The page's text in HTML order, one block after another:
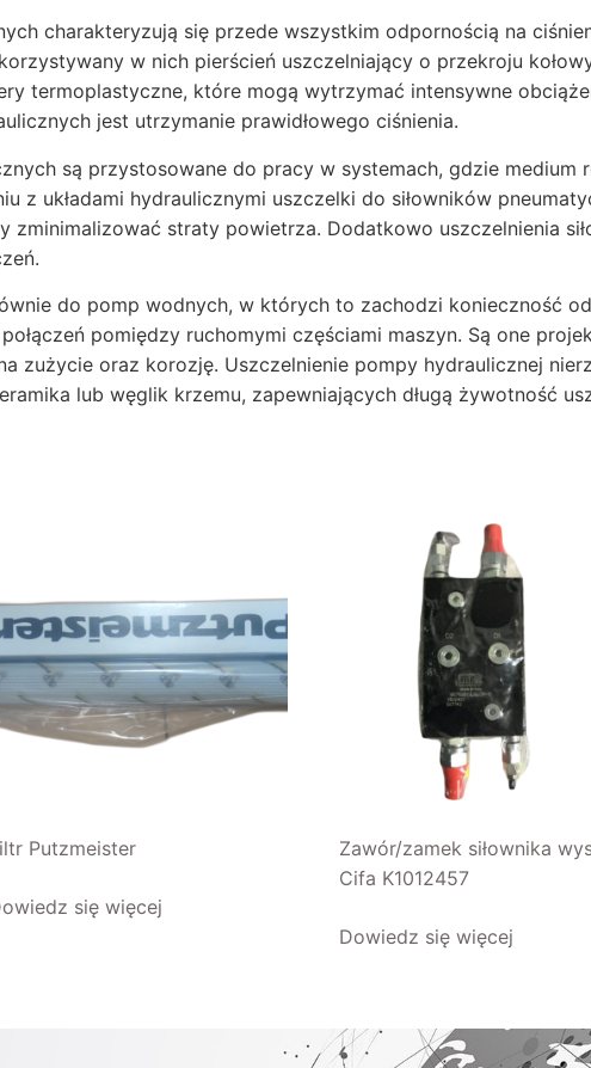
charakteryzują się przede wszystkim odpornością na
w nich pierścień uszczelniający o przekroju
termoplastyczne, które mogą wytrzymać intensywne
jest utrzymanie prawidłowego ciśnienia.
są przystosowane do pracy w systemach, gdzie
z układami hydraulicznymi uszczelki do siłowników
zminimalizować straty powietrza. Dodatkowo uszczelnienia
do pomp wodnych, w których to zachodzi konieczność
pomiędzy ruchomymi częściami maszyn. Są one
zużycie oraz korozję. Uszczelnienie pompy hydraulicznej
lub węglik krzemu, zapewniających długą żywotność
Putzmeister
się więcej
Zawór/zamek siłownika
Cifa K1012457
Dowiedz się więcej